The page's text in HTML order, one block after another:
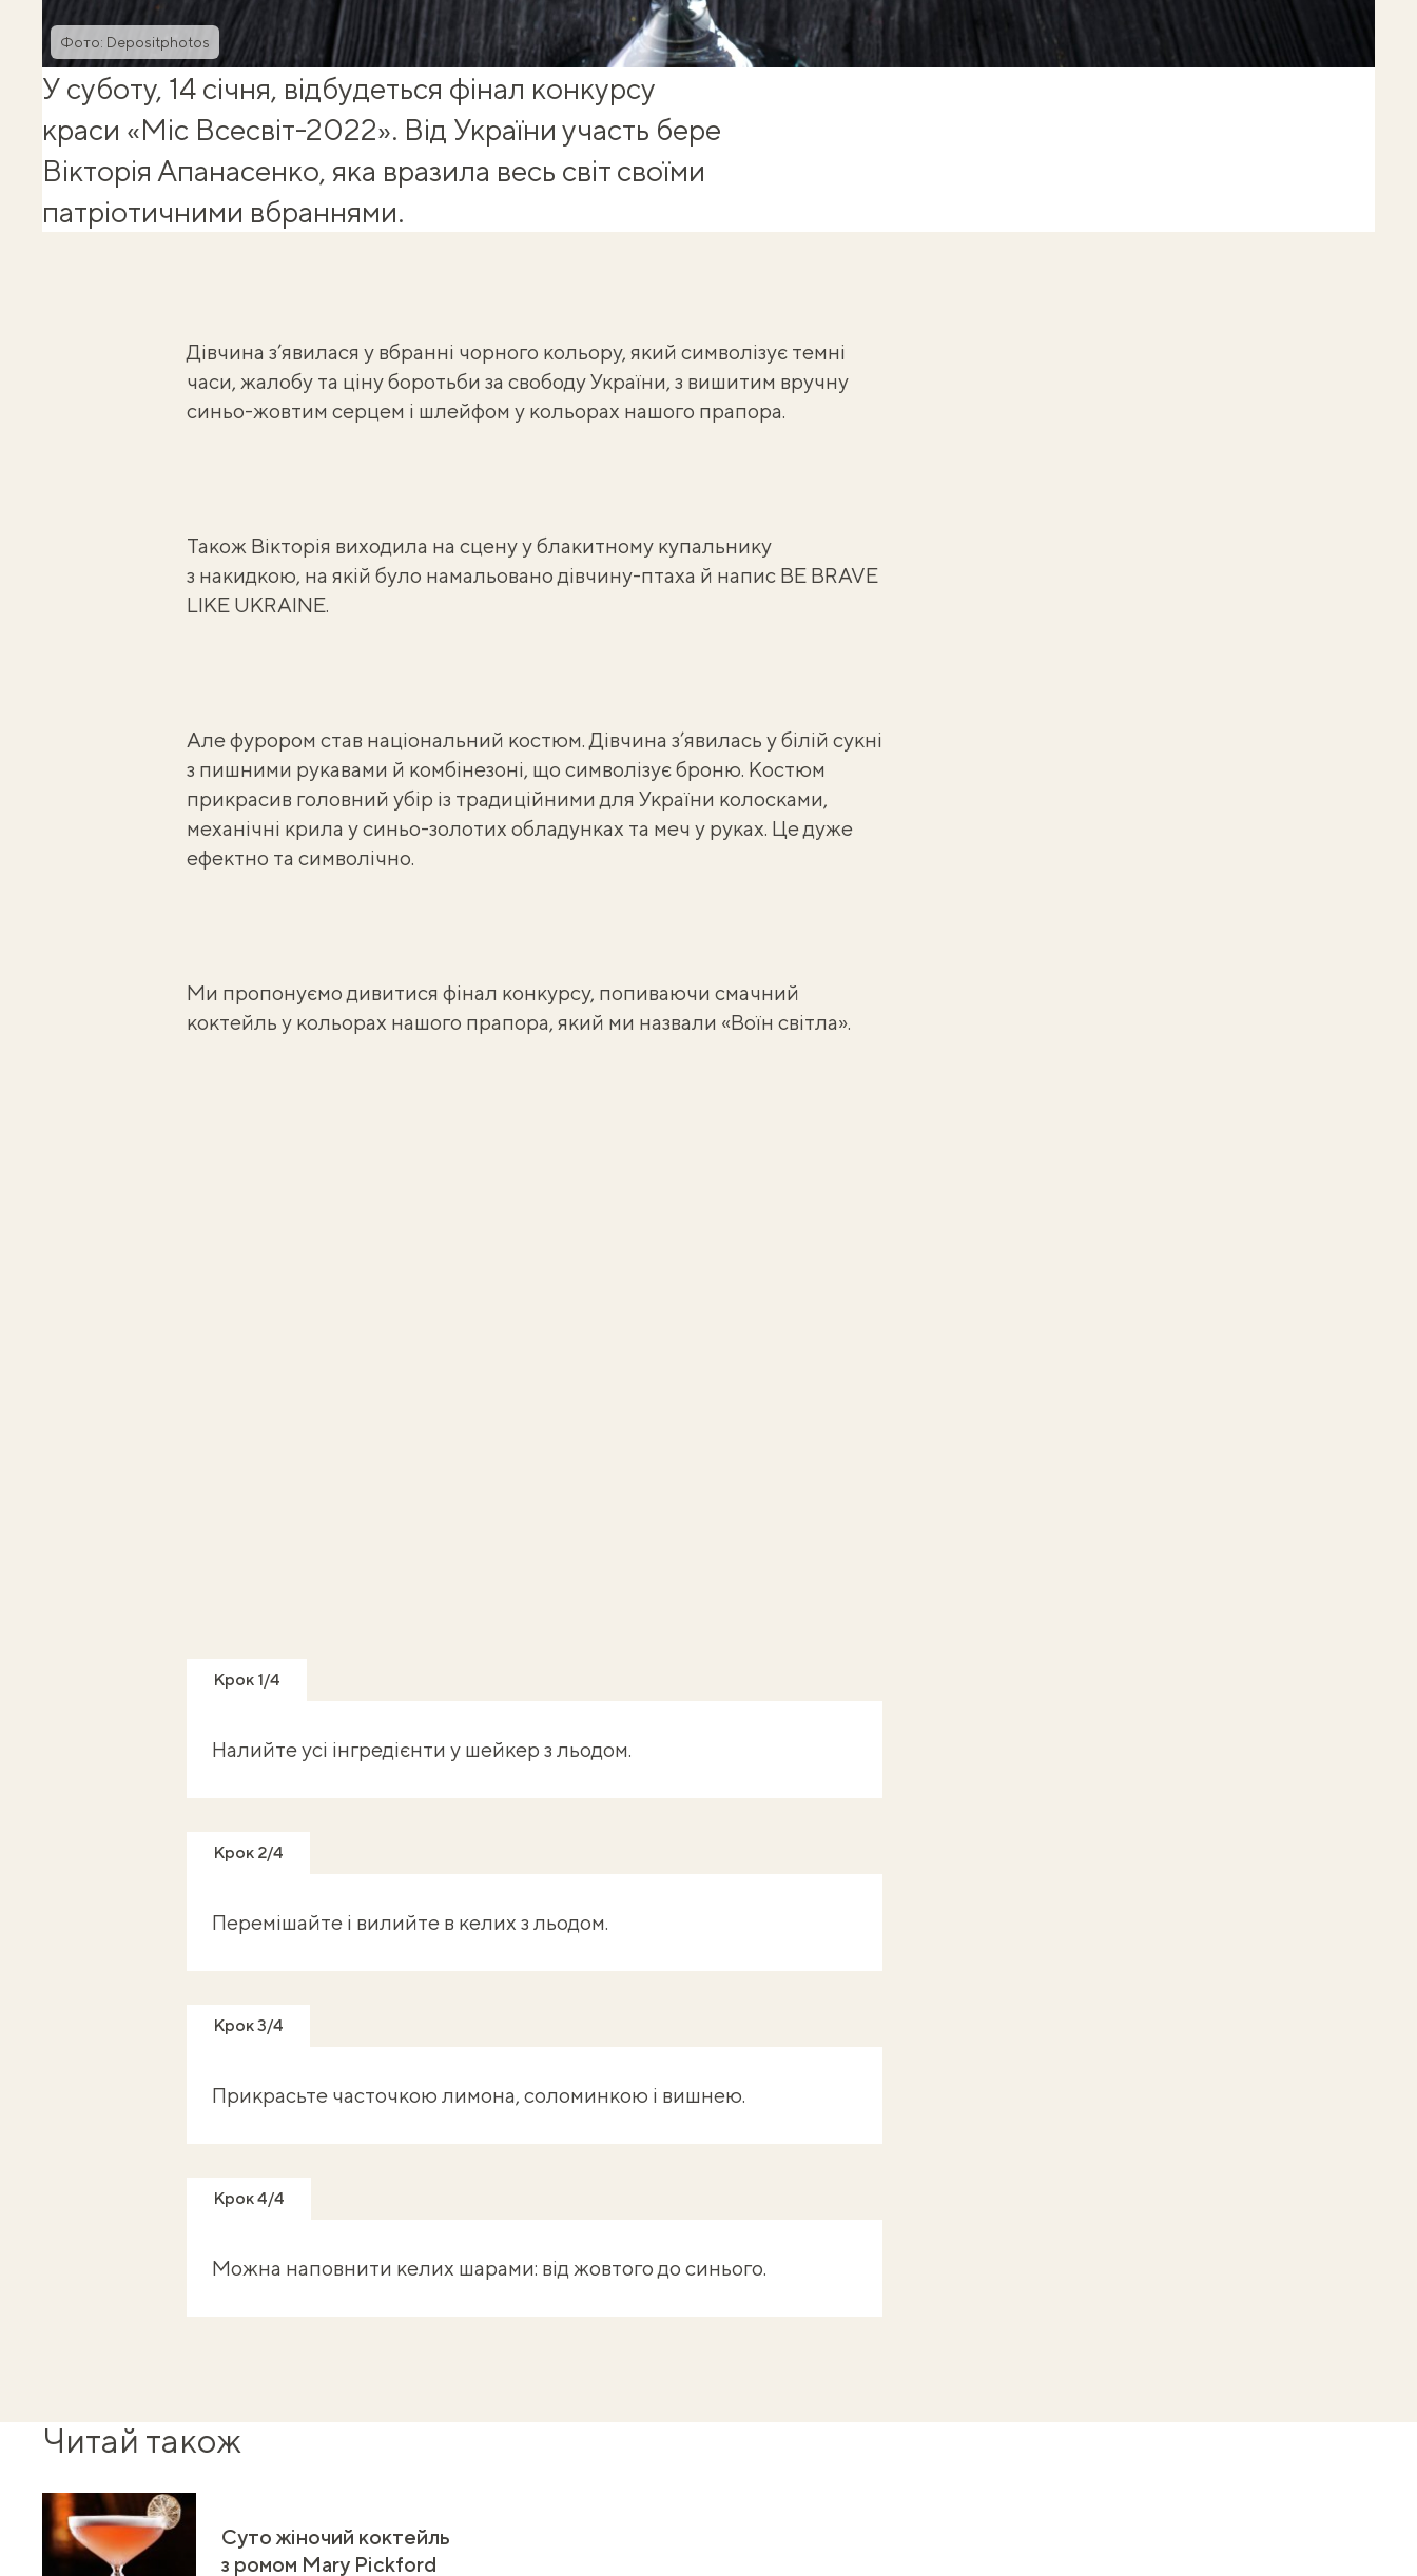
Фото: Depositphotos
У суботу, 14 січня, відбудеться фінал конкурсу
краси «Міс Всесвіт-2022». Від України участь бере
Вікторія Апанасенко, яка вразила весь світ своїми
патріотичними вбраннями.
Дівчина з’явилася у вбранні чорного кольору, який символізує темні
часи, жалобу та ціну боротьби за свободу України, з вишитим вручну
синьо-жовтим серцем і шлейфом у кольорах нашого прапора.
Також Вікторія виходила на сцену у блакитному купальнику
з накидкою, на якій було намальовано дівчину-птаха й напис BE BRAVE
LIKE UKRAINE.
Але фурором став національний костюм. Дівчина з’явилась у білій сукні
з пишними рукавами й комбінезоні, що символізує броню. Костюм
прикрасив головний убір із традиційними для України колосками,
механічні крила у синьо-золотих обладунках та меч у руках. Це дуже
ефектно та символічно.
Ми пропонуємо дивитися фінал конкурсу, попиваючи смачний
коктейль у кольорах нашого прапора, який ми назвали «Воїн світла».
Крок 1/4
Налийте усі інгредієнти у шейкер з льодом.
Крок 2/4
Перемішайте і вилийте в келих з льодом.
Крок 3/4
Прикрасьте часточкою лимона, соломинкою і вишнею.
Крок 4/4
Можна наповнити келих шарами: від жовтого до синього.
Читай також
Суто жіночий коктейль
з ромом Mary Pickford